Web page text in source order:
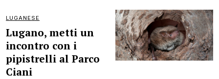
LUGANESE
Lugano, metti un
incontro con i
pipistrelli al Parco
Ciani